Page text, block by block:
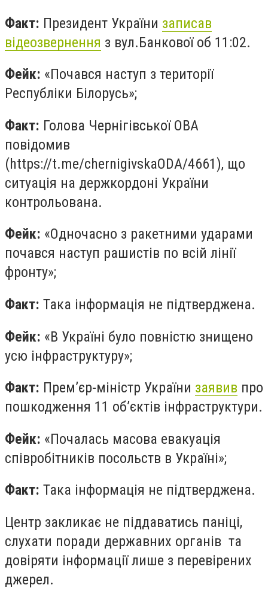
Факт: Президент України записав
відеозвернення з вул.Банкової об 11:02.
Фейк: «Почався наступ з території
Республіки Білорусь»;
Факт: Голова Чернігівської ОВА
повідомив
(https://t.me/chernigivskaODA/4661), що
ситуація на держкордоні України
контрольована.
Фейк: «Одночасно з ракетними ударами
почався наступ рашистів по всій лінії
фронту»;
Факт: Така інформація не підтверджена.
Фейк: «В Україні було повністю знищено
усю інфраструктуру»;
Факт: Прем’єр-міністр України заявив про
пошкодження 11 об’єктів інфраструктури.
Фейк: «Почалась масова евакуація
співробітників посольств в Україні»;
Факт: Така інформація не підтверджена.
Центр закликає не піддаватись паніці,
слухати поради державних органів та
довіряти інформації лише з перевірених
джерел.